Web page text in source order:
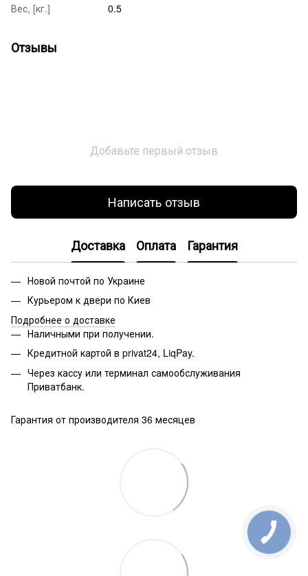
Вес, [кг.]
0.5
Отзывы
Добавьте первый отзыв
Написать отзыв
Доставка Оплата Гарантия
Новой почтой по Украине
Курьером к двери по Киев
Подробнее о доставке
Наличными при получении.
Кредитной картой в privat24, LiqPay.
Через кассу или терминал самообслуживания
Приватбанк.
Гарантия от производителя 36 месяцев